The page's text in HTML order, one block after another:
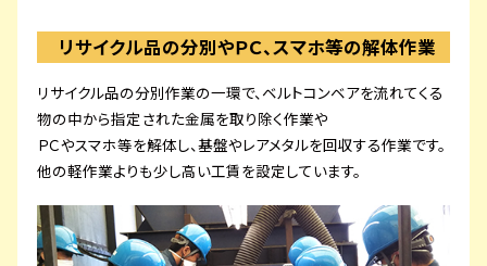
リサイクル品の分別やＰＣ、スマホ等の解体作業
リサイクル品の分別作業の一環で、ベルトコンベアを流れてくる
物の中から指定された金属を取り除く作業や
ＰＣやスマホ等を解体し、基盤やレアメタルを回収する作業です。
他の軽作業よりも少し高い工賃を設定しています。